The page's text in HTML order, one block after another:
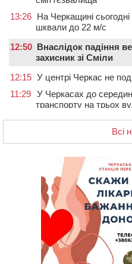
13:26 На Черкащині
шквали до 22 м/с
12:50 Внаслідок падіння
захисник зі Сміли
12:15 У центрі Черкас не
11:29 У Черкасах до
транспорту на трьох
10:54 На Черкащині
уп’ятеро з початку
У Черкасах водій Audi
пропустивши інший
тарифи на воду та
Встановити гойдалки,
Черкасах просять
“На щиті” у
полеглий біля
Всі